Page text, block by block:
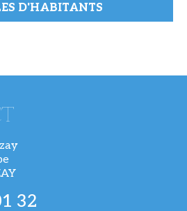
D'HABITANTS
32